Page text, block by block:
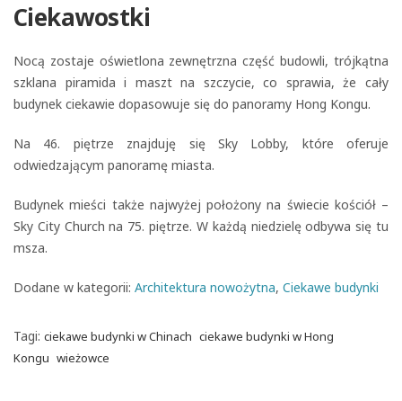
Ciekawostki
Nocą zostaje oświetlona zewnętrzna część budowli, trójkątna
szklana piramida i maszt na szczycie, co sprawia, że cały
budynek ciekawie dopasowuje się do panoramy Hong Kongu.
Na 46. piętrze znajduję się Sky Lobby, które oferuje
odwiedzającym panoramę miasta.
Budynek mieści także najwyżej położony na świecie kościół –
Sky City Church na 75. piętrze. W każdą niedzielę odbywa się tu
msza.
Dodane w kategorii: Architektura nowożytna, Ciekawe budynki
Tagi: ciekawe budynki w Chinach ciekawe budynki w Hong
Kongu wieżowce